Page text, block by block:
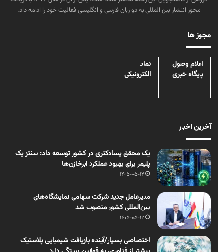
مجوز انتشار بین المللی به دو زبان فارسی و انگلیسی فعالیت خود را ادامه داد.
مجوز ها
اعلام وصول
پایگاه خبری
نماد
الکترونیکی
آخرین اخبار
یک محقق پسادکتری در کشور توسعه داد: سنتز یک
پلیمر برای بهبود عملکرد ابرخازن‌ها
1405-05-12
مدیرعامل جدید شرکت سهامی نمایشگاه‌های
بین‌المللی کشور منصوب شد
1405-05-12
اختصاصی بسپار/آینده بازیافت شیمیایی پلاستیک